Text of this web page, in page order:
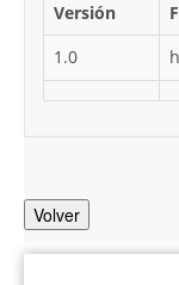
Versión
1.0
Volver